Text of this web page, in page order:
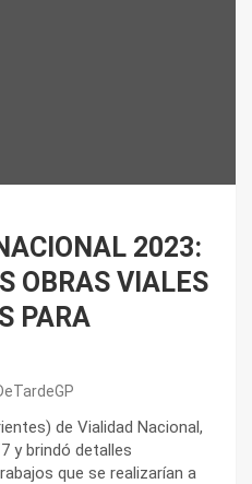
2023:
OBRAS VIALES
PARA
de Vialidad Nacional,
y brindó detalles
que se realizarían a